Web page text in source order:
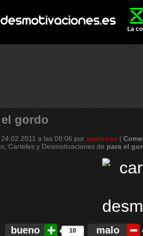
La
gordo
24.02.2011 a las 08:06 por acalonso |
Carteles y Desmotivaciones de para el
bueno 10 malo